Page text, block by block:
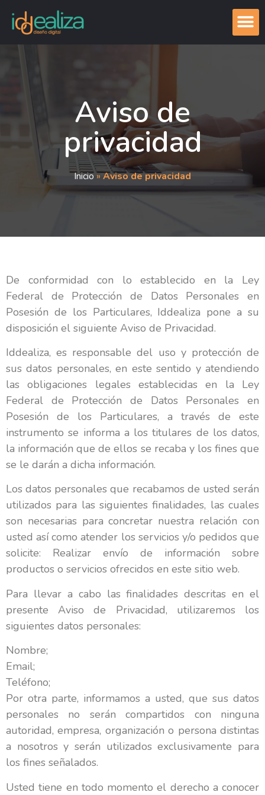
Aviso de
privacidad
Inicio»Aviso de privacidad
De conformidad con lo establecido en la Ley
Federal de Protección de Datos Personales en
Posesión de los Particulares, Iddealiza pone a su
disposición el siguiente Aviso de Privacidad.
Iddealiza, es responsable del uso y protección de
sus datos personales, en este sentido y atendiendo
las obligaciones legales establecidas en la Ley
Federal de Protección de Datos Personales en
Posesión de los Particulares, a través de este
instrumento se informa a los titulares de los datos,
la información que de ellos se recaba y los fines que
se le darán a dicha información.
Los datos personales que recabamos de usted serán
utilizados para las siguientes finalidades, las cuales
son necesarias para concretar nuestra relación con
usted así como atender los servicios y/o pedidos que
solicite: Realizar envío de información sobre
productos o servicios ofrecidos en este sitio web.
Para llevar a cabo las finalidades descritas en el
presente Aviso de Privacidad, utilizaremos los
siguientes datos personales:
Nombre;
Email;
Teléfono;
Por otra parte, informamos a usted, que sus datos
personales no serán compartidos con ninguna
autoridad, empresa, organización o persona distintas
a nosotros y serán utilizados exclusivamente para
los fines señalados.
Usted tiene en todo momento el derecho a conocer